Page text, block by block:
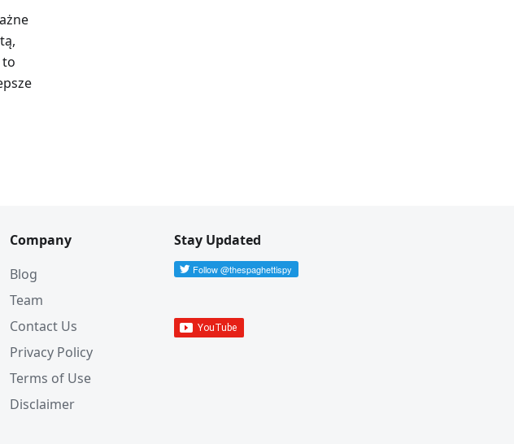
to
Company
Blog
Team
Contact Us
Privacy Policy
Terms of Use
Disclaimer
Stay Updated